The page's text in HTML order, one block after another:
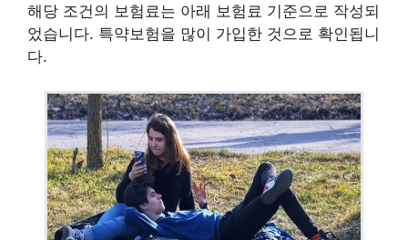
해당 조건의 보험료는 아래 보험료 기준으로 작성되
었습니다. 특약보험을 많이 가입한 것으로 확인됩니
다.